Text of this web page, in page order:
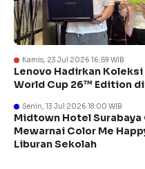
Kamis, 23 Jul 2026 16:59 WIB
Lenovo Hadirkan
World Cup 26™ Edition di
Senin, 13 Jul 2026 18:00 WIB
Midtown Hotel Surabaya
Mewarnai Color Me
Liburan Sekolah